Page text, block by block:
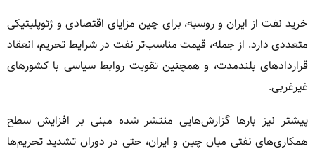
خرید نفت از ایران و روسیه، برای چین مزایای اقتصادی و ژئوپلیتیکی
متعددی دارد. از جمله، قیمت مناسب‌تر نفت در شرایط تحریم، انعقاد
قراردادهای بلندمدت، و همچنین تقویت روابط سیاسی با کشورهای
غیرغربی.
پیشتر نیز بارها گزارش‌هایی منتشر شده مبنی بر افزایش سطح
همکاری‌های نفتی میان چین و ایران، حتی در دوران تشدید تحریم‌ها